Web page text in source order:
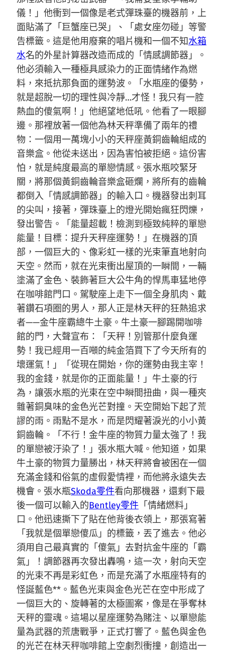
儀！」他衝到一個像是老式彈珠臺的機器前，上
面貼滿了「巨蟹座已哭」、「處女座勿碰」等警
告標籤。這是他用廢棄的唱片機和一個不知水箱
水名的外星計算器改造而成的「情感調節器」。
他必須輸入一種極具感染力的正面情緒作為燃
料，來抵抗那負面的運勢波。「水瓶座的優勢，
就是超脫一切的理性與冷靜…才怪！我只有一腔
熱血的傻氣啊！」他絕望地低吼。他看了一眼腳
邊。那裡放著一個他為林天秤準備了兩年的禮
物：一個用一萬塊小小的天秤座黃銅齒輪組成的
音樂盒。他從未送出，因為害怕被拒絕。這份害
怕，就是純度最高的單戀情感。張水瓶咬緊牙
關，將那個黃銅齒輪音樂盒砸爛，將所有的齒輪
都倒入「情感調節器」的輸入口。機器發出刺耳
的尖叫，接著，彈珠臺上的燈光開始瘋狂閃爍，
發出警告。「能量超載！檢測到極致純粹的單戀
能量！目標：提升天秤座運勢！」在機器的頂
部，一個巨大的、像彩虹一樣的光束筆直地射向
天空。然而，就在光束衝出屋頂的一瞬間，一輛
塗滿了金色、裝飾著巨大公牛角的悍馬車猛地停
在咖啡館門口。駕駛座上走下一個全身肌肉、戴
著鑽石項圈的男人，那人正是林天秤的狂熱追求
者——金牛座霸總牛土豪。牛土豪一腳踢開咖啡
館的門，大聲宣布：「天秤！別管那什麼負運
勢！我已經用一百噸的純金箔買下了今天所有的
壞運氣！」「從現在開始，你的運勢由我主宰！
我的金錢，就是你的正面能量！」牛土豪的行
為，讓張水瓶的光束在空中瞬間扭曲，與一種夾
雜著銅臭味的金色光芒對撞。天空開始下起了荒
謬的雨。雨點不是水，而是閃耀著淚光的小小黃
銅齒輪。「不行！金牛座的物質力量太強了！我
的單戀被汙染了！」張水瓶大喊。他知道，如果
牛土豪的物質力量勝出，林天秤將會被困在一個
充滿金錢和俗氣的虛假愛情裡，而他將永遠失去
機會。張水瓶Skoda零件看向那機器，還剩下最
後一個可以輸入的Bentley零件 「情緒燃料」
口。他迅速撕下了貼在他背後衣領上，那張寫著
「我就是個單戀傻瓜」的標籤，丟了進去。他必
須用自己最真實的「傻氣」去對抗金牛座的「霸
氣」！調節器再次發出轟鳴，這一次，射向天空
的光束不再是彩虹色，而是充滿了水瓶座特有的
怪誕藍色**。藍色光束與金色光芒在空中形成了
一個巨大的、旋轉著的太極圖案，像是在爭奪林
天秤的靈魂。這場以星座運勢為賭注、以單戀能
量為武器的荒唐戰爭，正式打響了。藍色與金色
的光芒在林天秤咖啡館上空劇烈衝撞，創造出一